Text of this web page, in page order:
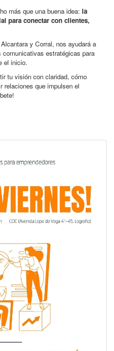
más que una buena idea: la
para conectar con clientes,
y Corral, nos ayudará a
comunicativas estratégicas para
el inicio.
tu visión con claridad, cómo
relaciones que impulsen el